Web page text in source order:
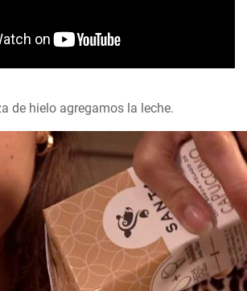
de hielo agregamos la leche.